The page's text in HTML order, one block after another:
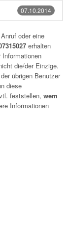
07.10.2014
oder eine
erhalten
die/der Einzige.
übrigen Benutzer
diese
feststellen, wem
Informationen